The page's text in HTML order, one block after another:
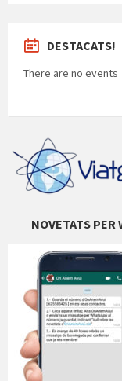
DESTACATS!
There are no events
NOVETATS PER